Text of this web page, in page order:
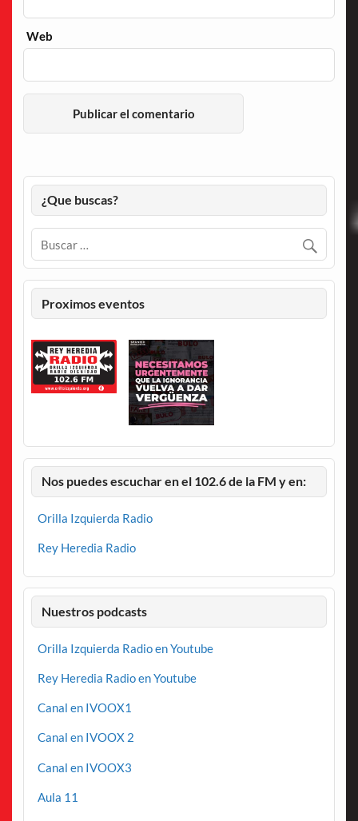
Web
¿Que buscas?
Proximos eventos
Nos puedes escuchar en el 102.6 de la FM y en:
Orilla Izquierda Radio
Rey Heredia Radio
Nuestros podcasts
Orilla Izquierda Radio en Youtube
Rey Heredia Radio en Youtube
Canal en IVOOX1
Canal en IVOOX 2
Canal en IVOOX3
Aula 11